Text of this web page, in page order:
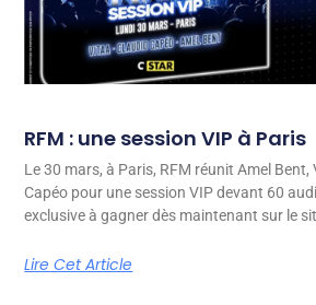
RFM : une session VIP à Paris
Le 30 mars, à Paris, RFM réunit Amel
Capéo pour une session VIP devant 60
exclusive à gagner dès maintenant sur le
Lire Cet Article